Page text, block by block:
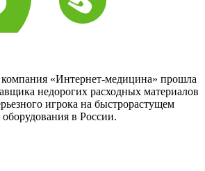
компания «Интернет-медицина» прошла
недорогих расходных материалов
игрока на быстрорастущем
в России.